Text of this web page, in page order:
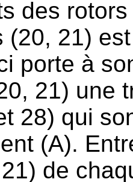
des
(20, 21)
porte à
21) une
28) qui
(A).
de